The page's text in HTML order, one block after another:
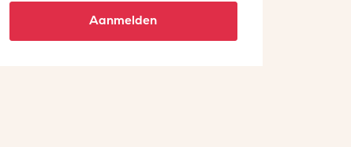
Aanmelden